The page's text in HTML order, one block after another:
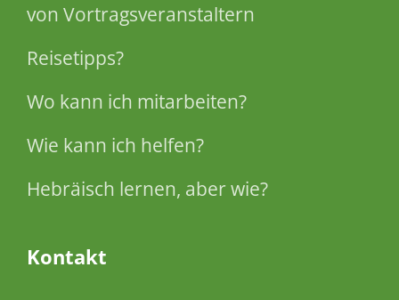
von Vortragsveranstaltern
Reisetipps?
Wo kann ich mitarbeiten?
Wie kann ich helfen?
Hebräisch lernen, aber wie?
Kontakt